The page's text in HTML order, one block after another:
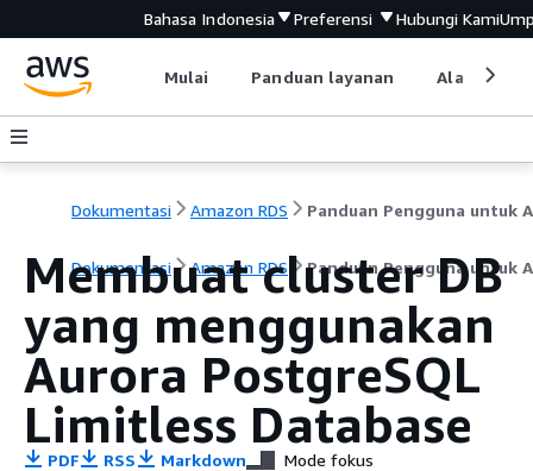
Bahasa Indonesia Preferensi Hubungi Kami
Mulai Panduan layanan Alat
Dokumentasi Amazon RDS
Dokumentasi Amazon RDS Panduan Pengguna untuk
Membuat cluster DB
yang menggunakan
Aurora PostgreSQL
Limitless Database
PDF RSS Markdown Mode fokus